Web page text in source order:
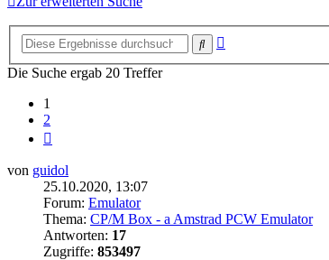
Suche
Die Suche ergab 20 Treffer
1
2
von guidol
25.10.2020, 13:07
Forum: Emulator
Thema: CP/M Box - a Amstrad PCW Emulator
Antworten: 17
Zugriffe: 853497